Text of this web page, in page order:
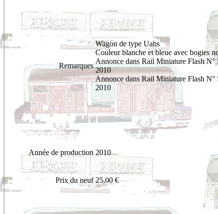
Remarques
Wagon de type Uahs
Couleur blanche et bleue avec bogies
Annonce dans Rail Miniature Flash N°
2010
Annonce dans Rail Miniature Flash N°
2010
Année de production 2010
Prix du neuf 25,00 €